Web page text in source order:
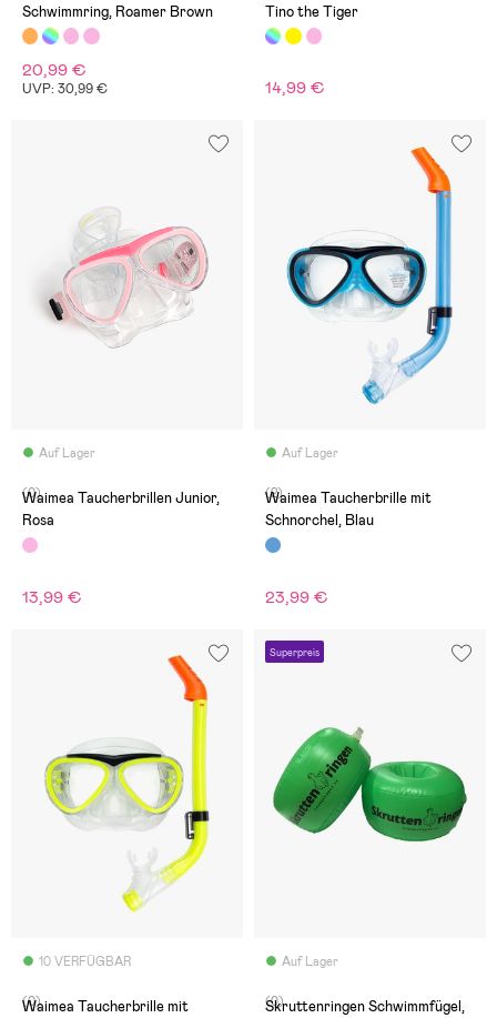
Schwimmring, Roamer Brown
20,99 €
UVP: 30,99 €
Tino the Tiger
14,99 €
Auf Lager
(0)
Waimea Taucherbrillen Junior,
Rosa
13,99 €
Auf Lager
(2)
Waimea Taucherbrille mit
Schnorchel, Blau
23,99 €
10 VERFÜGBAR
(0)
Waimea Taucherbrille mit
Superpreis
Auf Lager
(0)
Skruttenringen Schwimmfügel,